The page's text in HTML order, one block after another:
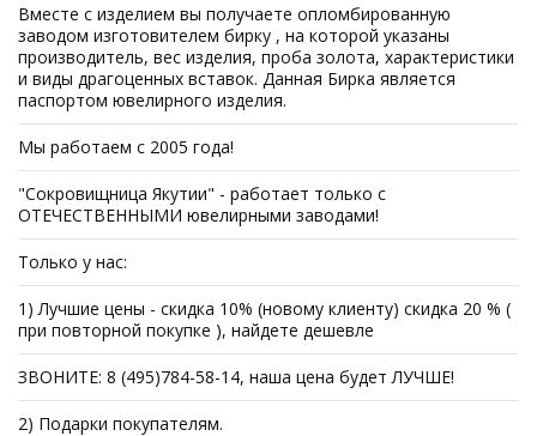
Вместе с изделием вы получаете опломбированную
заводом изготовителем бирку , на которой указаны
производитель, вес изделия, проба золота, характеристики
и виды драгоценных вставок. Данная Бирка является
паспортом ювелирного изделия.
Мы работаем с 2005 года!
"Сокровищница Якутии" - работает только с
ОТЕЧЕСТВЕННЫМИ ювелирными заводами!
Только у нас:
1) Лучшие цены - скидка 10% (новому клиенту) скидка 20 % (
при повторной покупке ), найдете дешевле
ЗВОНИТЕ: 8 (495)784-58-14, наша цена будет ЛУЧШЕ!
2) Подарки покупателям.